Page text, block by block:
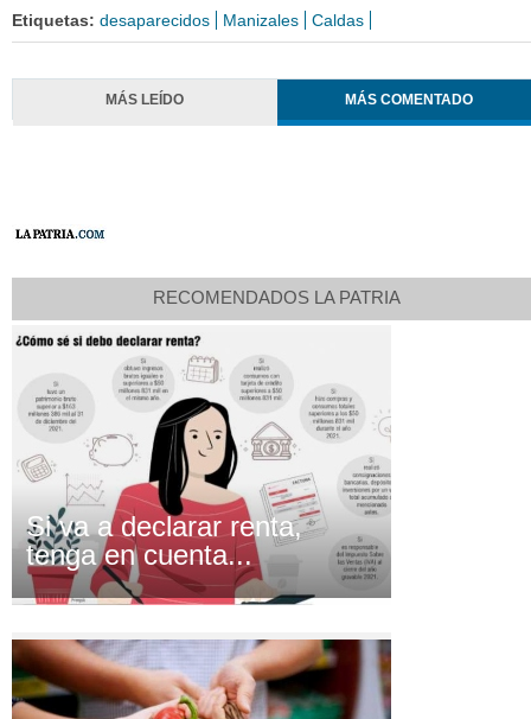
Etiquetas: desaparecidos Manizales Caldas
MÁS LEÍDO MÁS COMENTADO
RECOMENDADOS LA PATRIA
Si va a declarar renta,
tenga en cuenta...